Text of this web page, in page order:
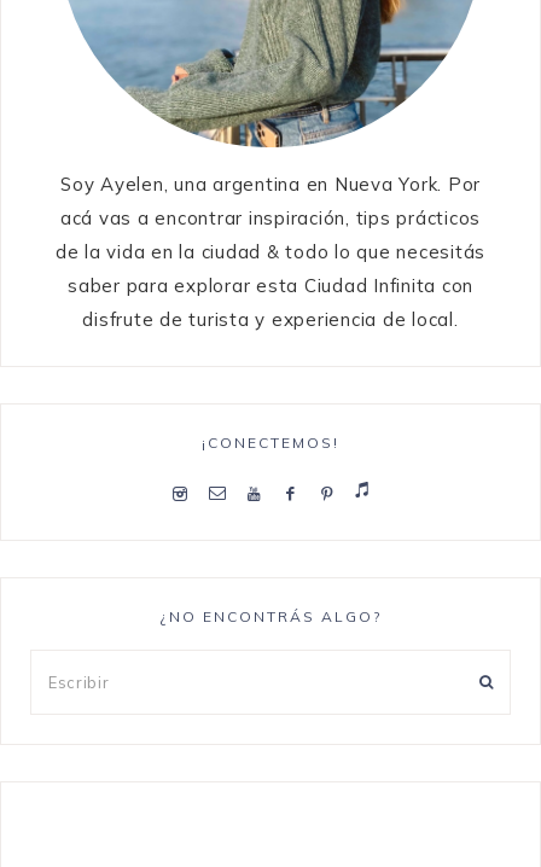
Soy Ayelen, una argentina en Nueva York. Por
acá vas a encontrar inspiración, tips prácticos
de la vida en la ciudad & todo lo que necesitás
saber para explorar esta Ciudad Infinita con
disfrute de turista y experiencia de local.
¡CONECTEMOS!
¿NO ENCONTRÁS ALGO?